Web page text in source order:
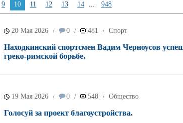
9 10 11 12 13 14 ... 948
20 Мая 2026 / 0 / 481 / Спорт
Находкинский спортсмен Вадим Черноусов
греко-римской борьбе.
19 Мая 2026 / 0 / 548 / Общество
Голосуй за проект благоустройства.